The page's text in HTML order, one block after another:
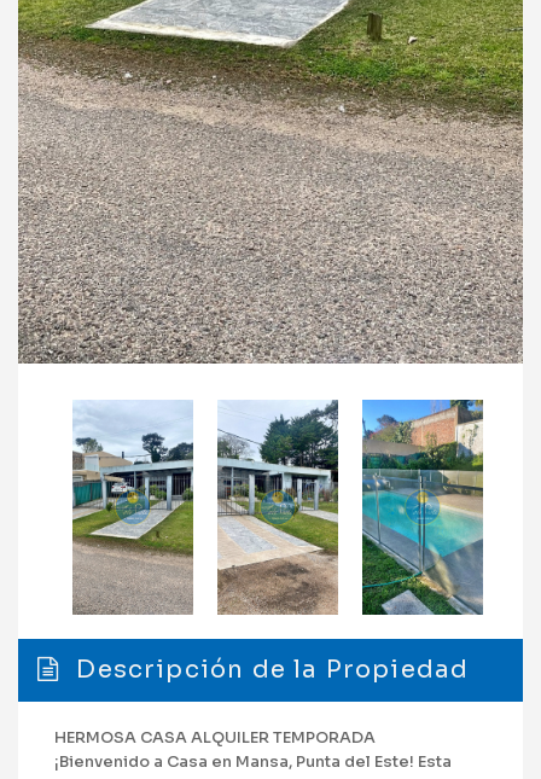
Descripción de la Propiedad
HERMOSA CASA ALQUILER TEMPORADA
¡Bienvenido a Casa en Mansa, Punta del Este! Esta